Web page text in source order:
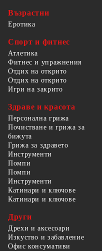
Възрастни
Еротика
Спорт и фитнес
Атлетика
Фитнес и упражнения
Отдих на открито
Отдих на открито
Игри на закрито
Здраве и красота
Персонална грижа
Почистване и грижа за
бижута
Грижа за здравето
Инструменти
Помпи
Помпи
Инструменти
Катинари и ключове
Катинари и ключове
Други
Дрехи и аксесоари
Изкуство и забавление
Офис консумативи